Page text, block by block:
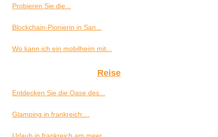
Probieren Sie die...
Blockchain-Pionierin in San...
Wo kann ich ein mobilheim mit...
Reise
Entdecken Sie die Oase des...
Glamping in frankreich:...
Urlaub in frankreich am meer...